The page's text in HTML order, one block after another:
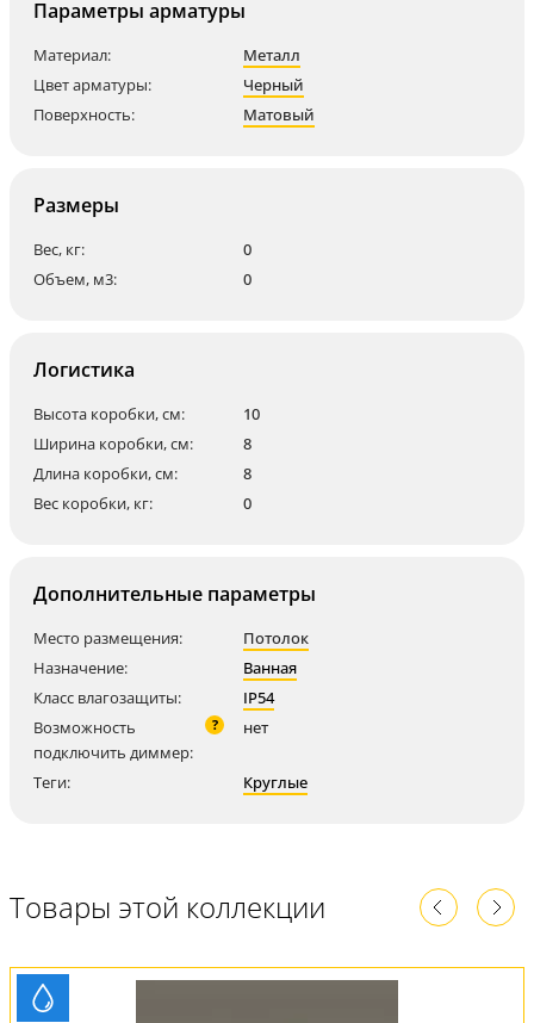
Параметры арматуры
Материал:
Металл
Цвет арматуры:
Черный
Поверхность:
Матовый
Размеры
Вес, кг:
0
Объем, м3:
0
Логистика
Высота коробки, см:
10
Ширина коробки, см:
8
Длина коробки, см:
8
Вес коробки, кг:
0
Дополнительные параметры
Место размещения:
Потолок
Назначение:
Ванная
Класс влагозащиты:
IP54
Возможность
подключить диммер:
? нет
Теги: Круглые
Товары этой коллекции